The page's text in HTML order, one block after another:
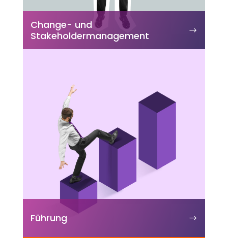
Change- und
Stakeholdermanagement
Führung